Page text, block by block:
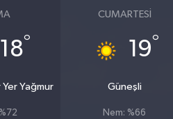
18°
Yer Yağmur
CUMARTESI
19°
Güneşli
Nem: %66